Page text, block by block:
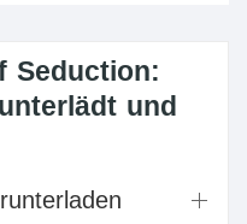
Seduction:
und